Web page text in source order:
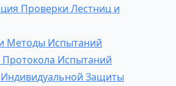
Проверки Лестниц и
Методы Испытаний
Протокола Испытаний
Индивидуальной Защиты